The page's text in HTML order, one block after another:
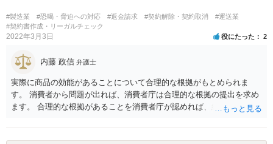
要です。
の場合が多いとは思いますが、ご不明な点は当該弁護士会にお問い合
わせください。 ③また、AＤＲの費用ですが、申立手数料のみで、期
日手数料や成立手数料がかからない弁護士会もあるのでしょうか？。
すが、一般ADRでは期日手数料等を設定している弁護士会が多いとは
定までは存じ上げないので、回答としてはこの限度にとどまります。
#製造業 #恐喝・脅迫への対応 #返金請求 #契約解除・契約取消
#運送業
#契約書作成・リーガルチェック
2022年3月3日 役にたった 2
内藤 政信 弁護士
実際に商品の効能があることについて合理的な根拠がもとめられま
す。 消費者から問題が出れば、消費者庁は合理的な根拠の提出を求め
ます。 合理的な根拠があることを消費者庁が認めれば、結果や効果が
者庁が公開している課徴金決定事例をご覧になるといいでしょう。